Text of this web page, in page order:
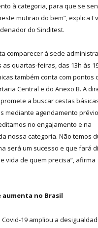
à categoria, para que se
mutirão do bem”, explica
do Sinditest.
comparecer à sede
as quartas-feiras, das 13h às
também conta com pontos
Central e do Anexo B. A
a buscar cestas
mediante agendamento
no engajamento e na
nossa categoria. Não temos
será um sucesso e que fará
vida de quem precisa”, afirma
aumenta no Brasil
19 ampliou a